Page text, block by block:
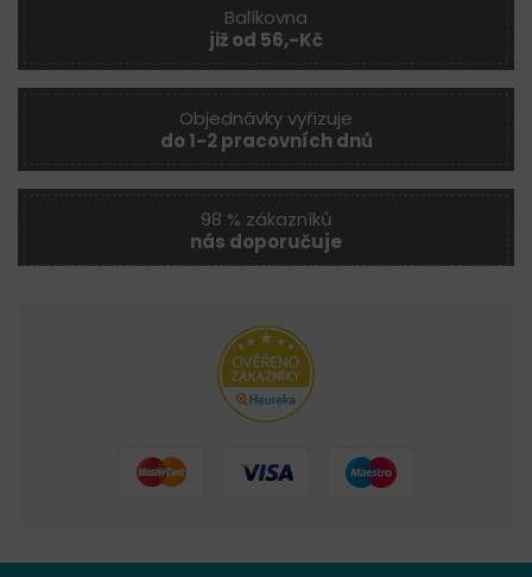
Balíkovna
již od 56,-Kč
Objednávky vyřizuje
do 1-2 pracovních dnů
98 % zákazníků
nás doporučuje